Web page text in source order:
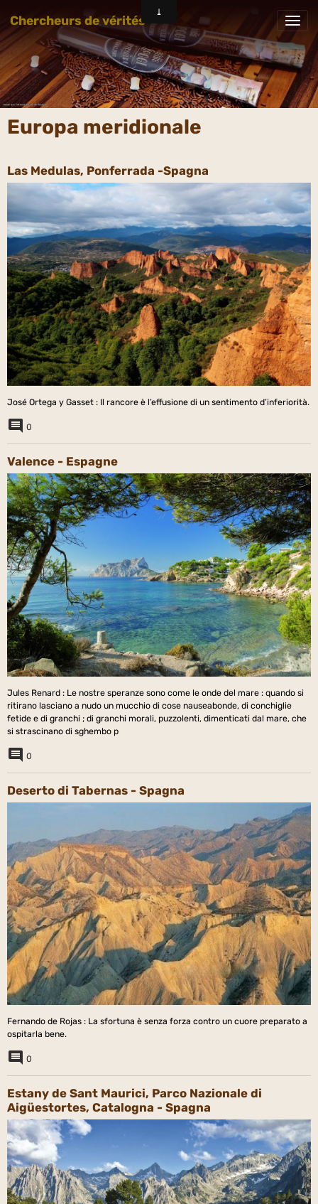
Chercheurs de vérités
Europa meridionale
Las Medulas, Ponferrada -Spagna
José Ortega y Gasset : Il rancore è l’effusione di un sentimento d’inferiorità.
0
Valence - Espagne
Jules Renard : Le nostre speranze sono come le onde del mare : quando si
ritirano lasciano a nudo un mucchio di cose nauseabonde, di conchiglie
fetide e di granchi ; di granchi morali, puzzolenti, dimenticati dal mare, che
si strascinano di sghembo p
0
Deserto di Tabernas - Spagna
Fernando de Rojas : La sfortuna è senza forza contro un cuore preparato a
ospitarla bene.
0
Estany de Sant Maurici, Parco Nazionale di
Aigüestortes, Catalogna - Spagna